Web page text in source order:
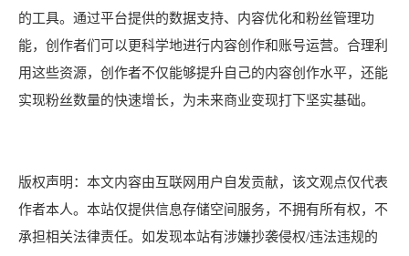
的工具。通过平台提供的数据支持、内容优化和粉丝管理功
能，创作者们可以更科学地进行内容创作和账号运营。合理利
用这些资源，创作者不仅能够提升自己的内容创作水平，还能
实现粉丝数量的快速增长，为未来商业变现打下坚实基础。
版权声明：本文内容由互联网用户自发贡献，该文观点仅代表
作者本人。本站仅提供信息存储空间服务，不拥有所有权，不
承担相关法律责任。如发现本站有涉嫌抄袭侵权/违法违规的